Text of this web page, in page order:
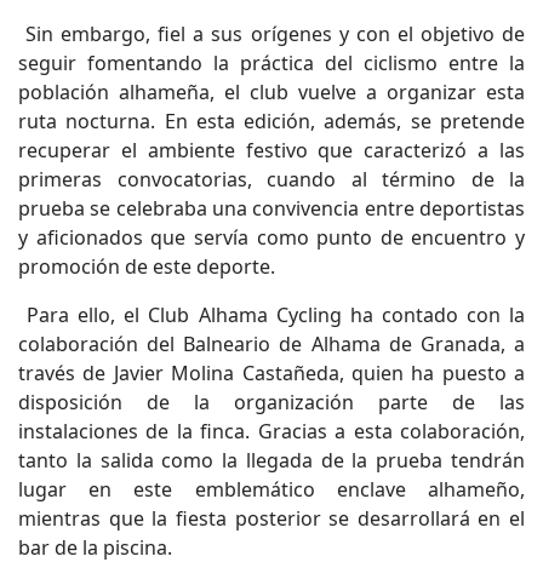
Sin embargo, fiel a sus orígenes y con el objetivo de
seguir fomentando la práctica del ciclismo entre la
población alhameña, el club vuelve a organizar esta
ruta nocturna. En esta edición, además, se pretende
recuperar el ambiente festivo que caracterizó a las
primeras convocatorias, cuando al término de la
prueba se celebraba una convivencia entre deportistas
y aficionados que servía como punto de encuentro y
promoción de este deporte.
Para ello, el Club Alhama Cycling ha contado con la
colaboración del Balneario de Alhama de Granada, a
través de Javier Molina Castañeda, quien ha puesto a
disposición de la organización parte de las
instalaciones de la finca. Gracias a esta colaboración,
tanto la salida como la llegada de la prueba tendrán
lugar en este emblemático enclave alhameño,
mientras que la fiesta posterior se desarrollará en el
bar de la piscina.